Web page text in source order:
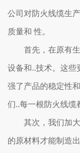
公司对防火线缆生
质量和 性。
首先，在原有
设备和..技术。这些
强了产品的稳定性
们..每一根防火线缆
其次，我们加
的原材料才能制造